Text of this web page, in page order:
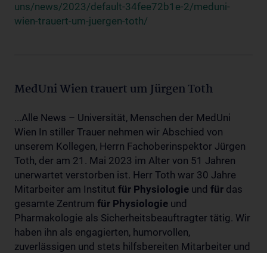
uns/news/2023/default-34fee72b1e-2/meduni-
wien-trauert-um-juergen-toth/
MedUni Wien trauert um Jürgen Toth
...Alle News – Universität, Menschen der MedUni
Wien In stiller Trauer nehmen wir Abschied von
unserem Kollegen, Herrn Fachoberinspektor Jürgen
Toth, der am 21. Mai 2023 im Alter von 51 Jahren
unerwartet verstorben ist. Herr Toth war 30 Jahre
Mitarbeiter am Institut für Physiologie und für das
gesamte Zentrum für Physiologie und
Pharmakologie als Sicherheitsbeauftragter tätig. Wir
haben ihn als engagierten, humorvollen,
zuverlässigen und stets hilfsbereiten Mitarbeiter und